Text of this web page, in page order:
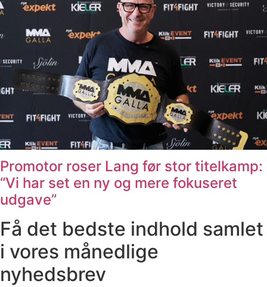
Promotor roser Lang før stor titelkamp:
“Vi har set en ny og mere fokuseret
udgave”
Få det bedste indhold samlet
i vores månedlige
nyhedsbrev